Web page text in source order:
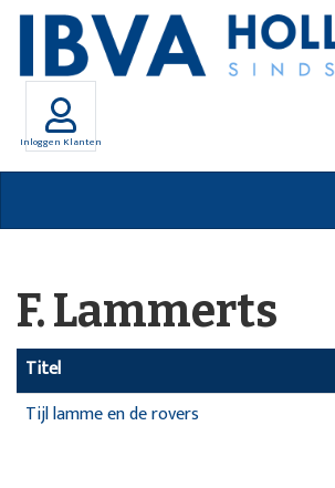
Inloggen Klanten
F. Lammerts
Titel
Tijl lamme en de rovers